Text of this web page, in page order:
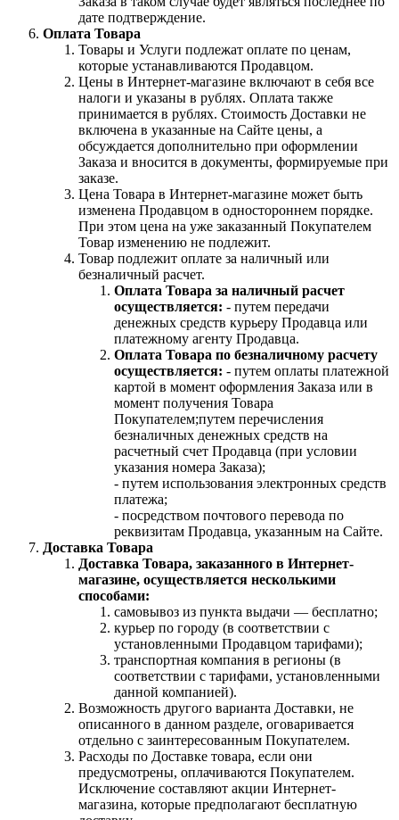
дате подтверждение.
Оплата Товара
Товары и Услуги подлежат оплате по ценам,
которые устанавливаются Продавцом.
Цены в Интернет-магазине включают в себя все
налоги и указаны в рублях. Оплата также
принимается в рублях. Стоимость Доставки не
включена в указанные на Сайте цены, а
обсуждается дополнительно при оформлении
Заказа и вносится в документы, формируемые при
заказе.
Цена Товара в Интернет-магазине может быть
изменена Продавцом в одностороннем порядке.
При этом цена на уже заказанный Покупателем
Товар изменению не подлежит.
Товар подлежит оплате за наличный или
безналичный расчет.
Оплата Товара за наличный расчет
осуществляется: - путем передачи
денежных средств курьеру Продавца или
платежному агенту Продавца.
Оплата Товара по безналичному расчету
осуществляется: - путем оплаты платежной
картой в момент оформления Заказа или в
момент получения Товара
Покупателем;путем перечисления
безналичных денежных средств на
расчетный счет Продавца (при условии
указания номера Заказа);
- путем использования электронных средств
платежа;
- посредством почтового перевода по
реквизитам Продавца, указанным на Сайте.
Доставка Товара
Доставка Товара, заказанного в Интернет-
магазине, осуществляется несколькими
способами:
самовывоз из пункта выдачи — бесплатно;
курьер по городу (в соответствии с
установленными Продавцом тарифами);
транспортная компания в регионы (в
соответствии с тарифами, установленными
данной компанией).
Возможность другого варианта Доставки, не
описанного в данном разделе, оговаривается
отдельно с заинтересованным Покупателем.
Расходы по Доставке товара, если они
предусмотрены, оплачиваются Покупателем.
Исключение составляют акции Интернет-
магазина, которые предполагают бесплатную